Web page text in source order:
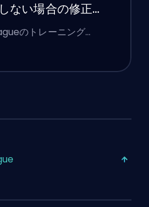
ない場合の修正方
のトレーニング…